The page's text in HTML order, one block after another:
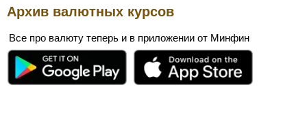
Архив валютных курсов
Все про валюту теперь и в приложении от Минфин